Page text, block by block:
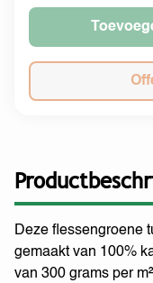
Deze flessengroene
gemaakt van 100%
van 300 grams per